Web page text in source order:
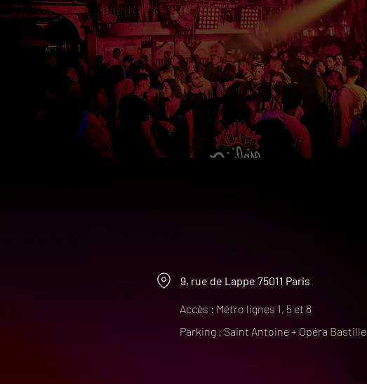
9, rue de Lappe 75011 Paris
Accès : Métro lignes 1, 5 et 8
Parking : Saint Antoine + Opéra Bastille